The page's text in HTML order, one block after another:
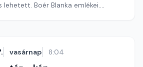
lehetett. Boér Blanka emlékei.
vasárnap 8:04